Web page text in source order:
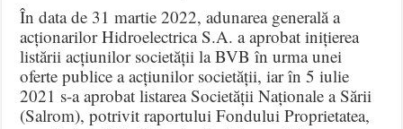
În data de 31 martie 2022, adunarea generală a
acționarilor Hidroelectrica S.A. a aprobat inițierea
listării acțiunilor societății la BVB în urma unei
oferte publice a acțiunilor societății, iar în 5 iulie
2021 s-a aprobat listarea Societății Naționale a Sării
(Salrom), potrivit raportului Fondului Proprietatea,